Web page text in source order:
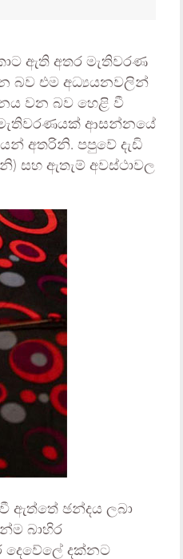
ඇති අතර මැතිවරණ
බව එම අධ්‍යයනවලින්
වන බව හෙළි වී
ආසන්නයේ
අතරිනි. පපුවේ දැඩි
සහ ඇතැම් අවස්ථාවල
ඇත්තේ ඡන්දය ලබා
බාහිර
දෙවේලේ දක්නට